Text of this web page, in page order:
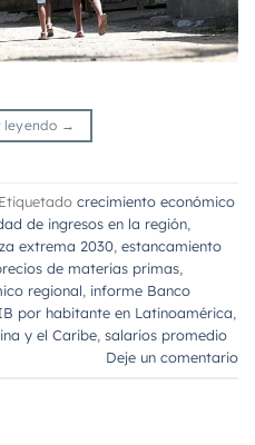
leyendo →
Etiquetado crecimiento económico
de ingresos en la región
extrema 2030 estancamiento
de materias primas
regional informe Banco
por habitante en Latinoamérica
y el Caribe salarios promedio
Deje un comentario